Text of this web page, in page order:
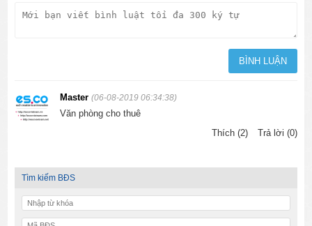
Master(06-08-2019 06:34:38)
Văn phòng cho thuê
Thích (2)
Trả lời (0)
Tìm kiếm BĐS